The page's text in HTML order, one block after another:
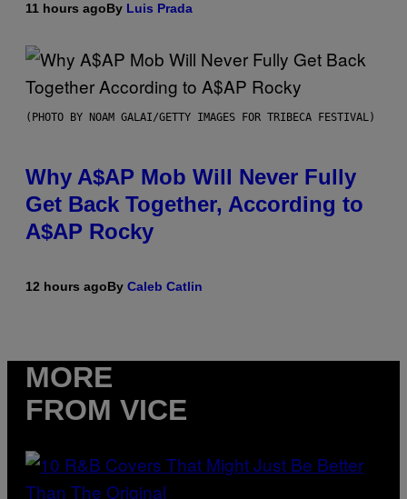
11 hours agoBy Luis Prada
(PHOTO BY NOAM GALAI/GETTY IMAGES FOR TRIBECA FESTIVAL)
Why A$AP Mob Will Never Fully
Get Back Together, According to
A$AP Rocky
12 hours agoBy Caleb Catlin
MORE
FROM VICE